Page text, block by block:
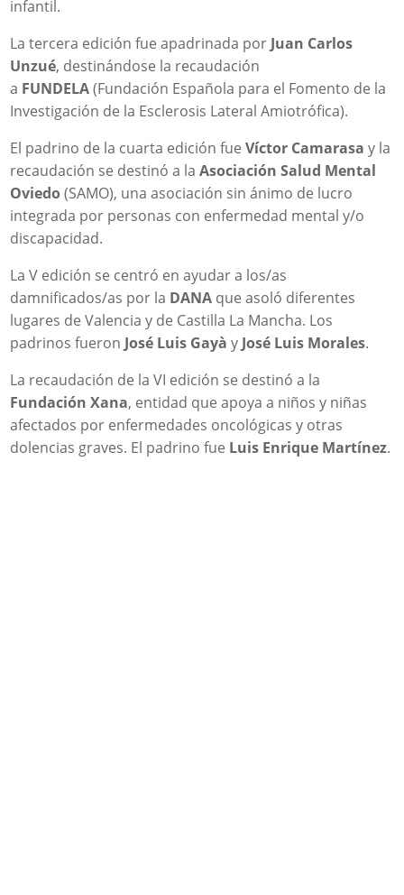
infantil.
La tercera edición fue apadrinada por Juan Carlos
Unzué, destinándose la recaudación
a FUNDELA(Fundación Española para el Fomento de la
Investigación de la Esclerosis Lateral Amiotrófica).
El padrino de la cuarta edición fueVíctor Camarasa y la
recaudación se destinó a laAsociación Salud Mental
Oviedo(SAMO), una asociación sin ánimo de lucro
integrada por personas con enfermedad mental y/o
discapacidad.
La V edición se centró en ayudar a los/as
damnificados/as por la DANA que asoló diferentes
lugares de Valencia y de Castilla La Mancha. Los
padrinos fueron José Luis Gayà y José Luis Morales.
La recaudación de la VI edición se destinó a la
Fundación Xana, entidad que apoya a niños y niñas
afectados por enfermedades oncológicas y otras
dolencias graves. El padrino fue Luis Enrique Martínez.